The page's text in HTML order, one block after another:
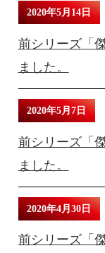
2020年5月14日
前シリーズ「
ました。
2020年5月7日
前シリーズ「
ました。
2020年4月30日
前シリーズ「